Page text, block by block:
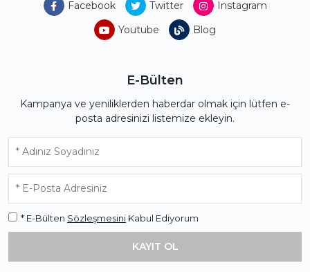
Facebook Twitter
Instagram
Youtube
Blog
E-Bülten
Kampanya ve yeniliklerden haberdar olmak için lütfen e-
posta adresinizi listemize ekleyin.
* E-Bülten Sözleşmesini Kabul Ediyorum